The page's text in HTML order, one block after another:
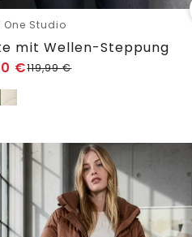
One Studio
mit Wellen-Steppung
€119,99€